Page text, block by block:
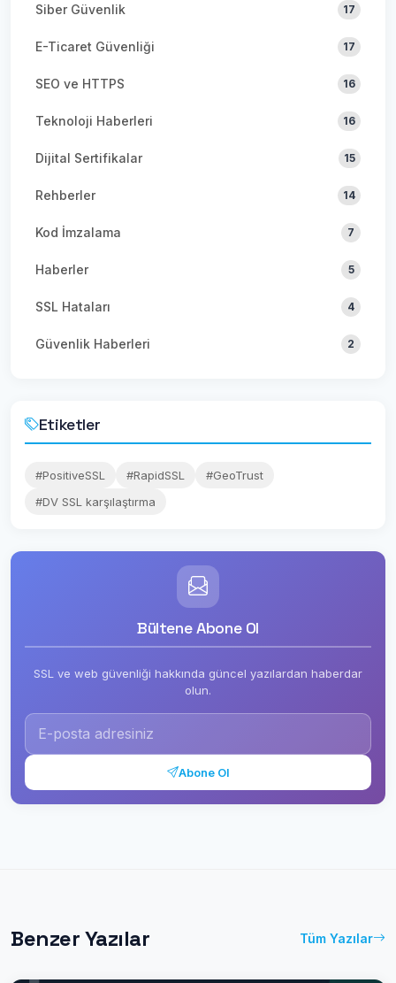
Siber Güvenlik 17
E-Ticaret Güvenliği 17
SEO ve HTTPS 16
Teknoloji Haberleri 16
Dijital Sertifikalar 15
Rehberler 14
Kod İmzalama 7
Haberler 5
SSL Hataları 4
Güvenlik Haberleri 2
Etiketler
#PositiveSSL #RapidSSL
#GeoTrust
#DV SSL karşılaştırma
Bültene Abone Ol
SSL ve web güvenliği hakkında güncel yazılardan haberdar
olun.
Abone Ol
Benzer Yazılar Tüm Yazılar